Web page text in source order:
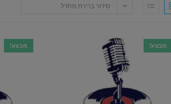
סידור ברירת מחדל
מבצע! מבצע!